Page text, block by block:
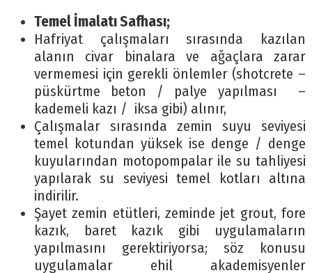
Temel İmalatı Safhası;
Hafriyat çalışmaları sırasında kazılan
alanın civar binalara ve ağaçlara zarar
vermemesi için gerekli önlemler (shotcrete –
püskürtme beton / palye yapılması –
kademeli kazı / iksa gibi) alınır,
Çalışmalar sırasında zemin suyu seviyesi
temel kotundan yüksek ise denge / denge
kuyularından motopompalar ile su tahliyesi
yapılarak su seviyesi temel kotları altına
indirilir.
Şayet zemin etütleri, zeminde jet grout, fore
kazık, baret kazık gibi uygulamaların
yapılmasını gerektiriyorsa; söz konusu
uygulamalar ehil akademisyenler